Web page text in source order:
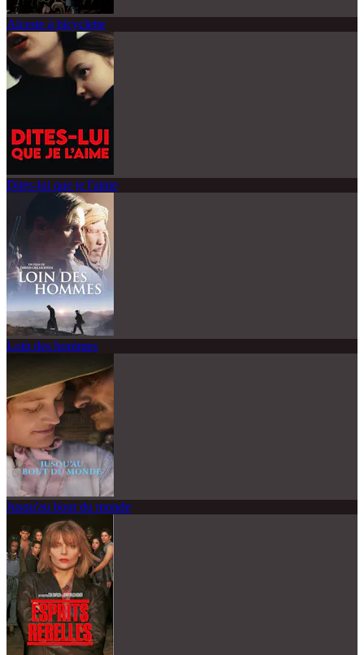
Alceste à bicyclette
Dites-lui que je l'aime
Loin des hommes
Jusqu'au bout du monde